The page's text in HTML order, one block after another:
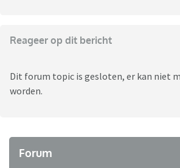
Reageer op dit bericht
Dit forum topic is gesloten, er kan niet
worden.
Forum